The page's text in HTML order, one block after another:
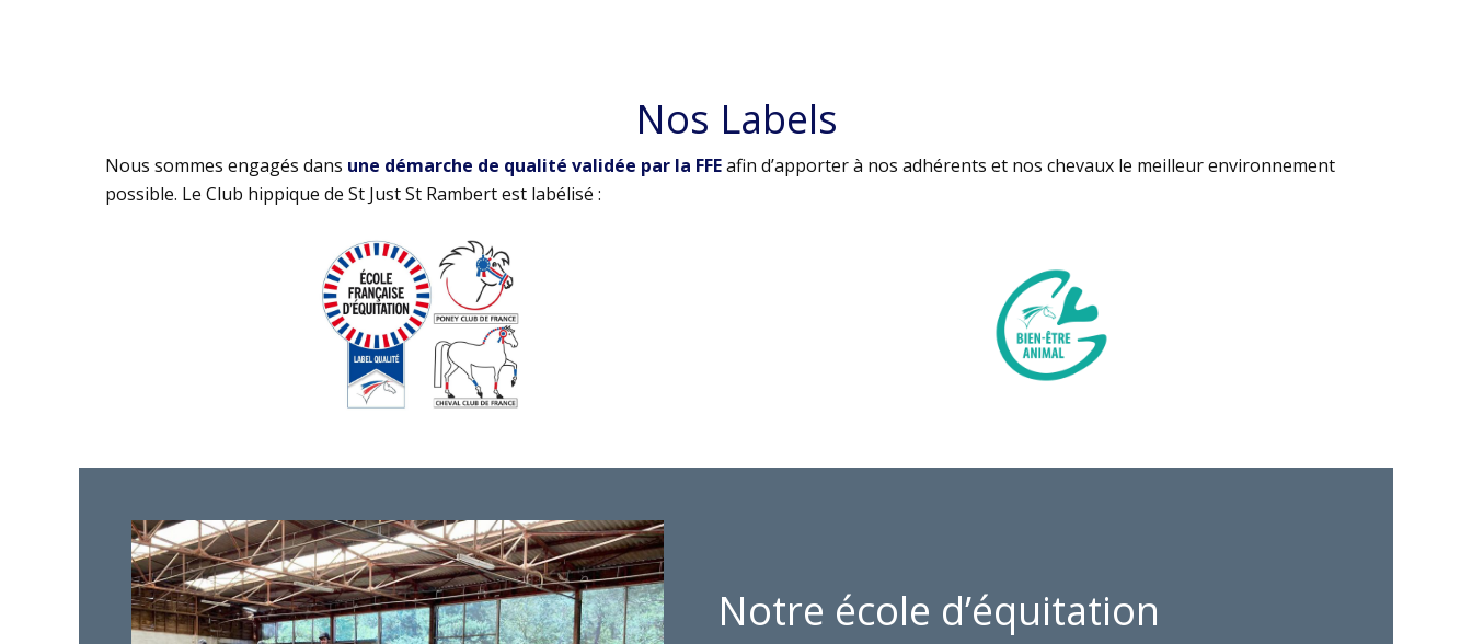
Nos Labels
Nous sommes engagés dans une démarche de qualité validée par la FFEafin d’apporter à nos adhérents et nos chevaux le meilleur environnement
possible. Le Club hippique de St Just St Rambert est labélisé :
Notre école d’équitation